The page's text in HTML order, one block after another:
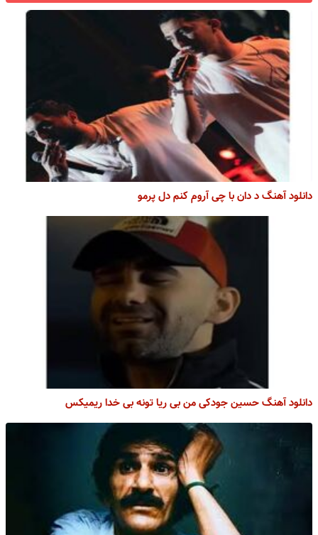
دانلود آهنگ د دان با چی آروم کنم دل پرمو
دانلود آهنگ حسین جودکی من بی ریا تونه بی خدا ریمیکس